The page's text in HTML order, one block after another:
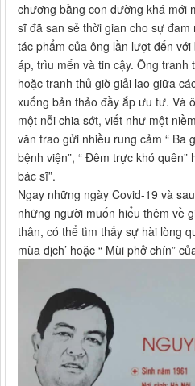
chương bằng con đường khá mới
sĩ đã san sẻ thời gian cho sự
tác phẩm của ông lần lượt đến
áp, trìu mến và tin cậy. Ông tranh
hoặc tranh thủ giờ giải lao giữa
xuống bản thảo đầy ắp ưu tư. Và
một nỗi chia sớt, viết như một
văn trao gửi nhiều rung cảm “ Ba
bệnh viện”, “ Đêm trực khó quên”
bác sĩ”.
Ngay những ngày Covid-19 và
những người muốn hiểu thêm về
thân, có thể tìm thấy sự hài lòng
mùa dịch’ hoặc “ Mùi phở chín”